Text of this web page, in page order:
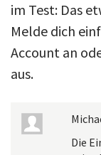
im Test: Das
Melde dich
Account an
aus.
Die